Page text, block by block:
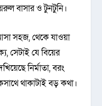
বাসার ও টুনটুনি।
সহজ, থেকে যাওয়া
সেটাই যে বিয়ের
নির্মাতা, বরং
থাকাটাই বড় কথা।